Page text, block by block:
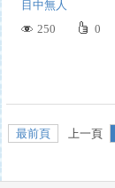
目中無人
250
0
最前頁 上一頁